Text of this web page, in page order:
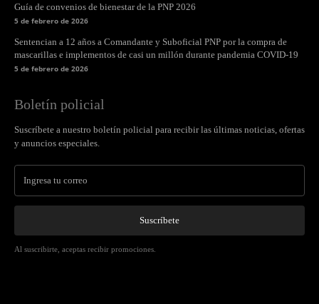
Guía de convenios de bienestar de la PNP 2026
5 de febrero de 2026
Sentencian a 12 años a Comandante y Suboficial PNP por la compra de
mascarillas e implementos de casi un millón durante pandemia COVID-19
5 de febrero de 2026
Boletín policial
Suscríbete a nuestro boletín policial para recibir las últimas noticias, ofertas
y anuncios especiales.
Suscríbete
Al suscribirte, aceptas recibir promociones.